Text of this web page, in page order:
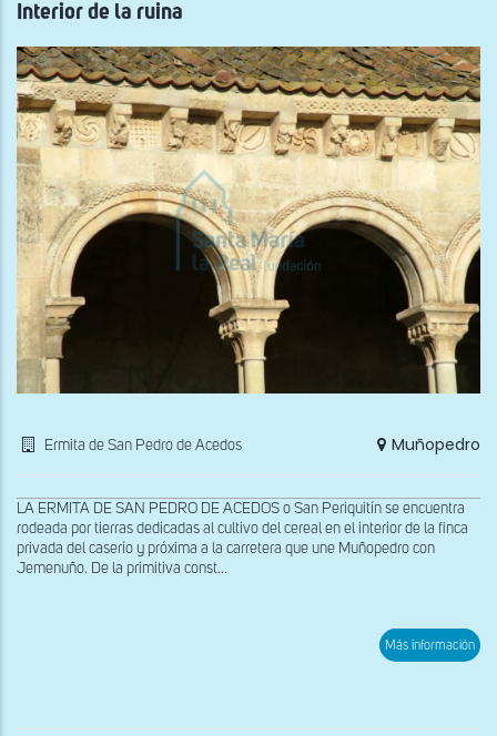
Interior de la ruina
Ermita de San Pedro de Acedos Muñopedro
LA ERMITA DE SAN PEDRO DE ACEDOS o San Periquitín se encuentra
rodeada por tierras dedicadas al cultivo del cereal en el interior de la finca
privada del caserío y próxima a la carretera que une Muñopedro con
Jemenuño. De la primitiva const...
Más información